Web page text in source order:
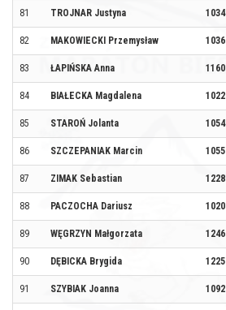
81 TROJNAR Justyna 1034
82 MAKOWIECKI Przemysław 1036
83 ŁAPIŃSKA Anna 1160
84 BIAŁECKA Magdalena 1022
85 STAROŃ Jolanta 1054
86 SZCZEPANIAK Marcin 1055
87 ZIMAK Sebastian 1228
88 PACZOCHA Dariusz 1020
89 WĘGRZYN Małgorzata 1246
90 DĘBICKA Brygida 1225
91 SZYBIAK Joanna 1092